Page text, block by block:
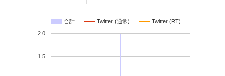
合計 Twitter (通常) Twitter (RT)
1.5
2.0